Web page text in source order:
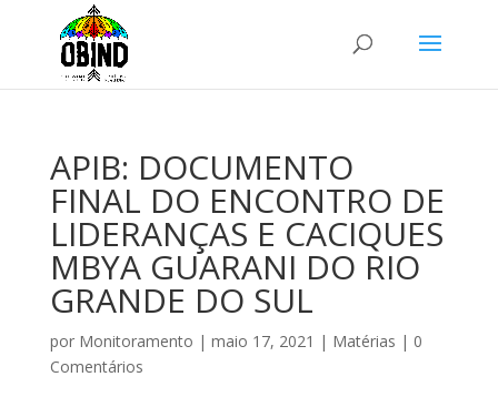
APIB: DOCUMENTO
FINAL DO ENCONTRO DE
LIDERANÇAS E CACIQUES
MBYA GUARANI DO RIO
GRANDE DO SUL
por Monitoramento | maio 17, 2021 | Matérias | 0
Comentários